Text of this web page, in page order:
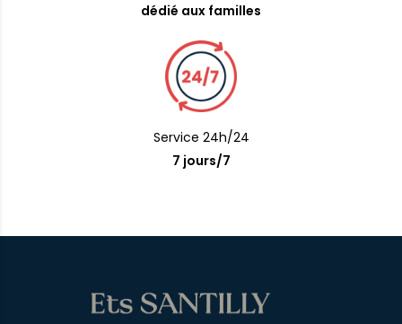
dédié aux familles
Service 24h/24
7 jours/7